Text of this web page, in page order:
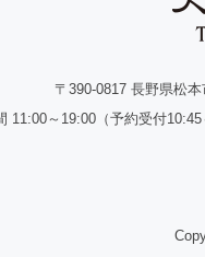
〒390-0817 長野県松
11:00～19:00（予約受付10:45